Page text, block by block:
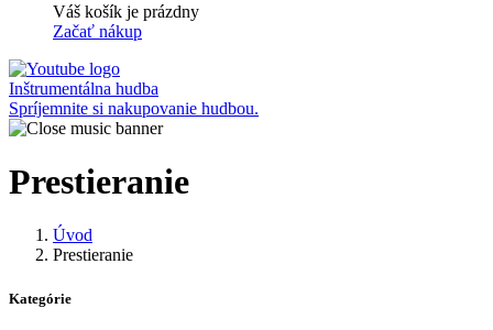
Váš košík je prázdny
Začať nákup
Inštrumentálna hudba
Spríjemnite si nakupovanie hudbou.
Prestieranie
Úvod
Prestieranie
Kategórie